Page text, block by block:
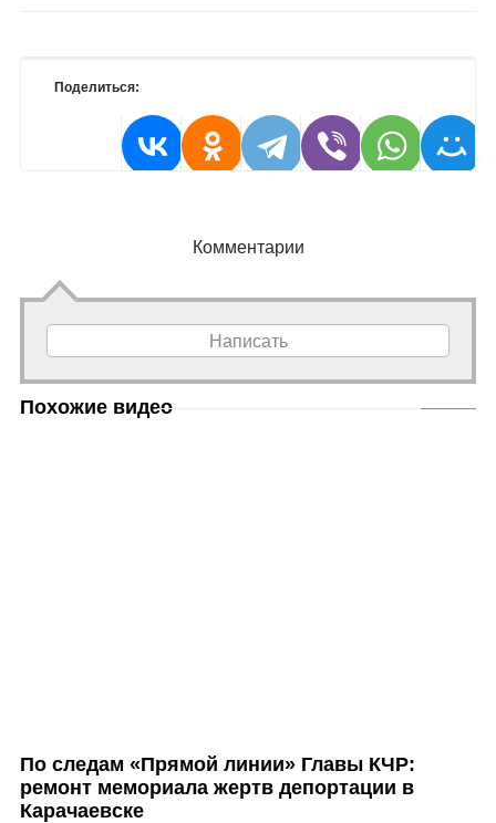
Поделиться:
Комментарии
Написать
Похожие видео
По следам «Прямой линии» Главы КЧР:
ремонт мемориала жертв депортации в
Карачаевске